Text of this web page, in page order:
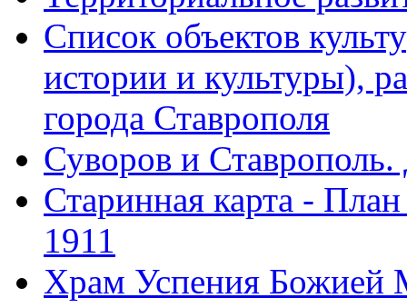
Список объектов
истории и культуры),
города Ставрополя
Суворов и
Старинная карта -
1911
Храм Успения Божией